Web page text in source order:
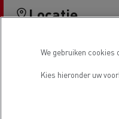
Locatie
We gebruiken cookies
Kies hieronder uw